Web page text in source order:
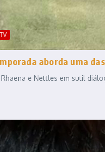
aborda uma
e Nettles em sutil